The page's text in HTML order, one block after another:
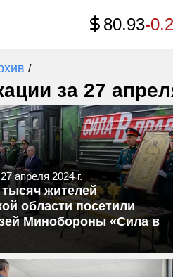
80.93-
/
за 27
27 апреля 2024 г.
жителей
области посетили
Минобороны «Сила в